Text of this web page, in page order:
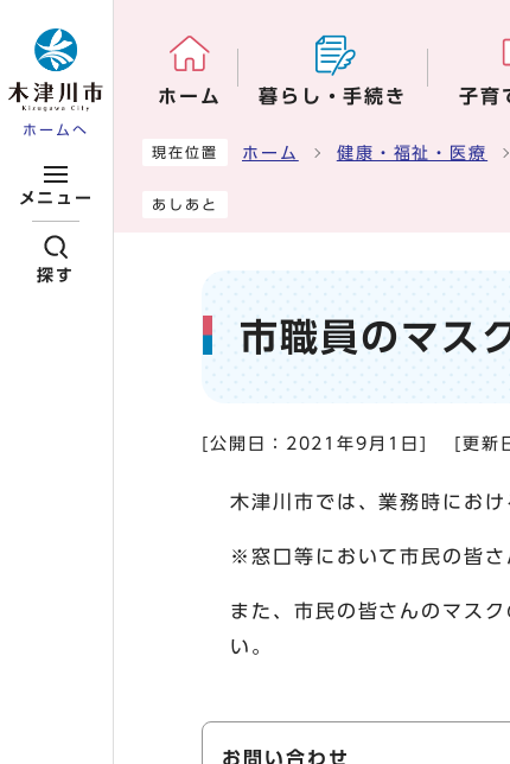
ホームへ
メニュー
探す
ホーム 暮らし・手続き 子育
ここから本文です
現在位置 ホーム 健康・福祉・医療
あしあと
市職員のマス
[公開日： 2021年9月1日 [更新
木津川市では、業務時にお
※窓口等において市民の皆さ
また、市民の皆さんのマス
い。
お問い合わせ